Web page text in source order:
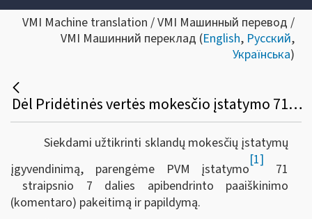
VMI Machine translation / VMI Машинный перевод /
VMI Машинний переклад (English, Русский,
Українська)
Dėl Pridėtinės vertės mokesčio įstatymo 71 straipsnio 7 dalies komentaro pakeitimo ir papildymo
Siekdami užtikrinti sklandų mokesčių įstatymų
įgyvendinimą, parengėme PVM įstatymo
[1]
71
straipsnio 7 dalies apibendrinto paaiškinimo
(komentaro) pakeitimą ir papildymą.